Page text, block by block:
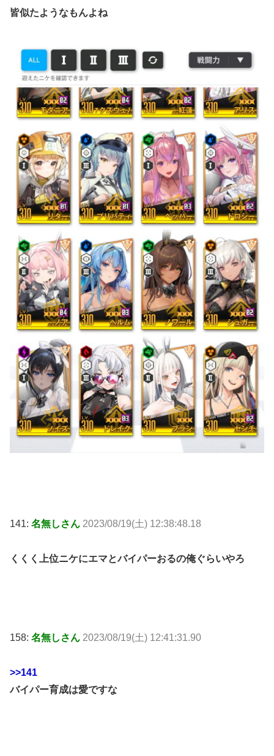
皆似たようなもんよね
141: 名無しさん 2023/08/19(土) 12:38:48.18
くくく上位ニケにエマとバイパーおるの俺ぐらいやろ
158: 名無しさん 2023/08/19(土) 12:41:31.90
>>141
バイパー育成は愛ですな